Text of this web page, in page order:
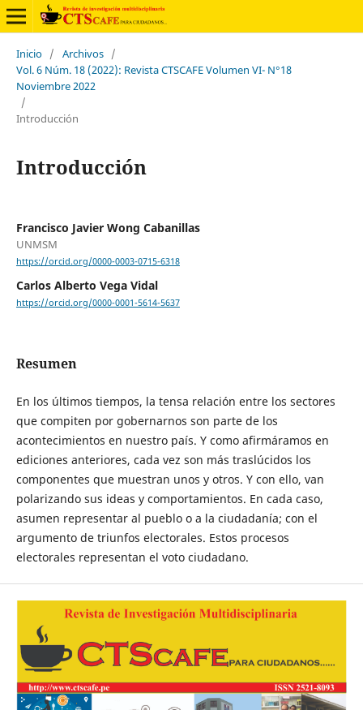
Inicio / Archivos /
Vol. 6 Núm. 18 (2022): Revista CTSCAFE Volumen VI- N°18
Noviembre 2022
/
Introducción
Introducción
Francisco Javier Wong Cabanillas
UNMSM
https://orcid.org/0000-0003-0715-6318
Carlos Alberto Vega Vidal
https://orcid.org/0000-0001-5614-5637
Resumen
En los últimos tiempos, la tensa relación entre los sectores
que compiten por gobernarnos son parte de los
acontecimientos en nuestro país. Y como afirmáramos en
ediciones anteriores, cada vez son más traslúcidos los
componentes que muestran unos y otros. Y con ello, van
polarizando sus ideas y comportamientos. En cada caso,
asumen representar al pueblo o a la ciudadanía; con el
argumento de triunfos electorales. Estos procesos
electorales representan el voto ciudadano.